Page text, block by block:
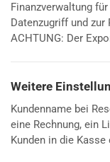
Finanzverwaltung
Datenzugriff und
ACHTUNG: Der
Weitere
Kundenname bei
eine Rechnung, ein
Kunden in die Kasse